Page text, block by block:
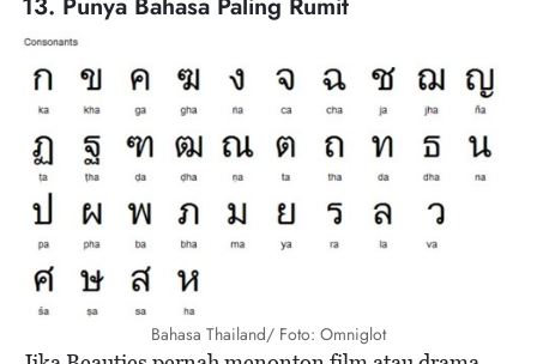
Bahasa Thailand/ Foto: Omniglot